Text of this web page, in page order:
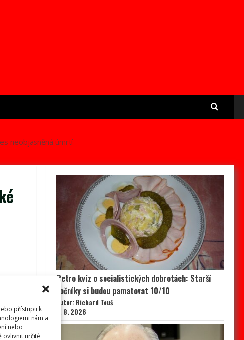
přístupu k
nám a
nebo
ovlivnit určité
neobjasněná úmrtí
Retro kvíz o socialistických dobrotách: Starší
ročníky si budou pamatovat 10/10
Autor: Richard Touš
9. 8. 2026